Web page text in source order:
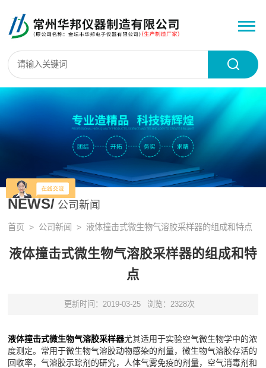
NEWS/ 公司新闻
首页 > 公司新闻 > 液体撞击式微生物气溶胶采样器的组成和特点
液体撞击式微生物气溶胶采样器的组成和特
点
更新时间：2019-03-25 浏览：2328次
液体撞击式微生物气溶胶采样器尤其适用于实验空气微生物学中的浓
度测定。常用于微生物气溶胶动物感染的剂量，微生物气溶胶存活的
回收率，气溶胶示踪剂的研究，人体气雾免疫的剂量，空气消毒剂和